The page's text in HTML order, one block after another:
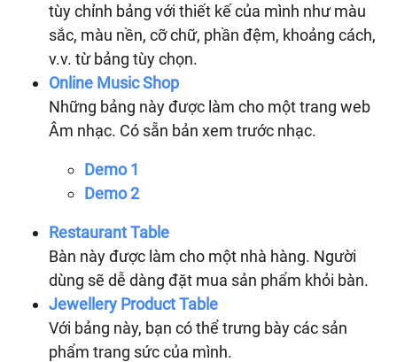
tùy chỉnh bảng với thiết kế của mình như màu
sắc, màu nền, cỡ chữ, phần đệm, khoảng cách,
v.v. từ bảng tùy chọn.
Online Music Shop
Những bảng này được làm cho một trang web
Âm nhạc. Có sẵn bản xem trước nhạc.
Demo 1
Demo 2
Restaurant Table
Bàn này được làm cho một nhà hàng. Người
dùng sẽ dễ dàng đặt mua sản phẩm khỏi bàn.
Jewellery Product Table
Với bảng này, bạn có thể trưng bày các sản
phẩm trang sức của mình.